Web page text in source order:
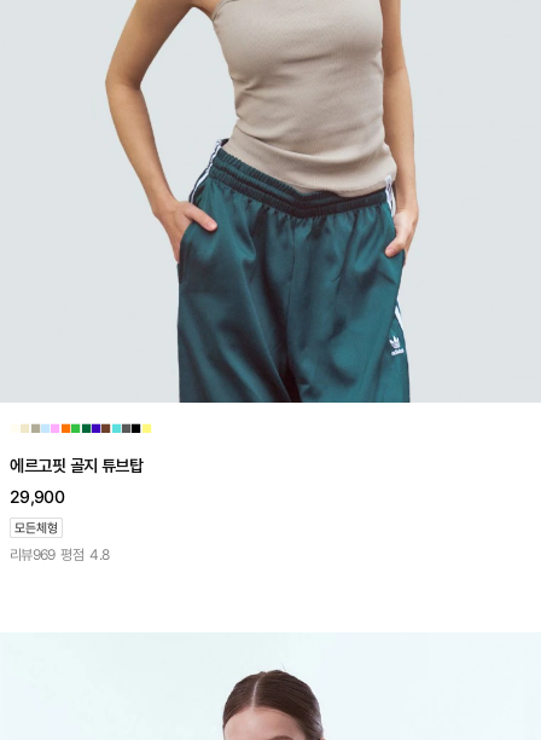
■■■■■■■■■■■■■
에르고핏 골지 튜브탑
29,900
리뷰969 평점 4.8